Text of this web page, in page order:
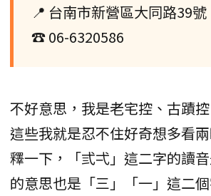
📍 台南市新營區大同路39號
☎ 06-6320586
不好意思，我是老宅控、古蹟
這些我就是忍不住好奇想多看
釋一下，「弎弌」這二字的讀
的意思也是「三」「一」這二